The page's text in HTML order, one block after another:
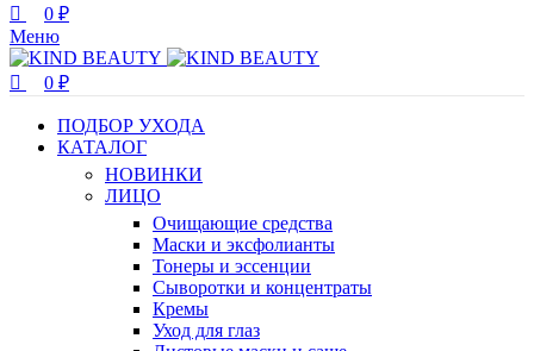
0 ₽
Меню
0 ₽
ПОДБОР УХОДА
КАТАЛОГ
НОВИНКИ
ЛИЦО
Очищающие средства
Маски и эксфолианты
Тонеры и эссенции
Сыворотки и концентраты
Кремы
Уход для глаз